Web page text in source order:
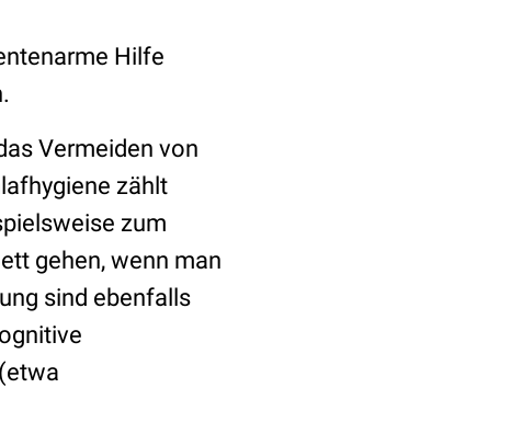
Hilfe
Vermeiden von
zählt
zum
gehen, wenn man
sind ebenfalls